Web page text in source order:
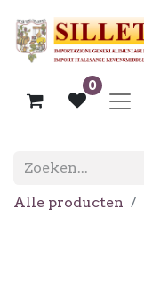
0
Alle producten